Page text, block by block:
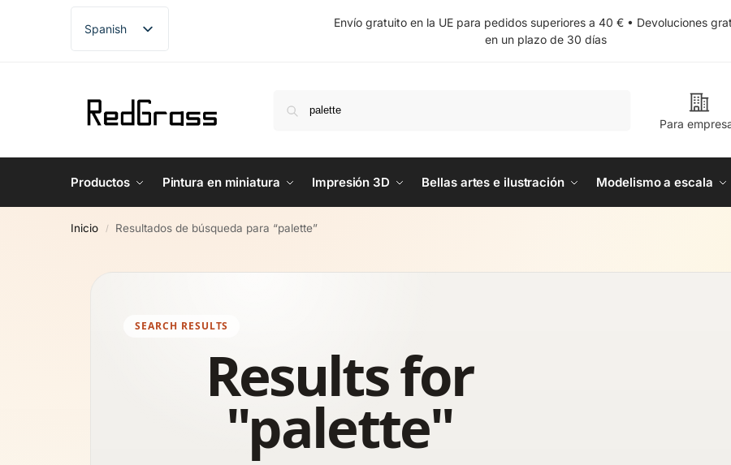
Spanish
English
German
Envío gratuito en la UE para pedidos superiores a 40 € • Devoluciones
en un plazo de 30 días
Para
Productos Pintura en miniatura Impresión 3D Bellas artes e ilustración Modelismo a escala
Inicio / Resultados de búsqueda para “palette”
SEARCH RESULTS
Results for
"palette"